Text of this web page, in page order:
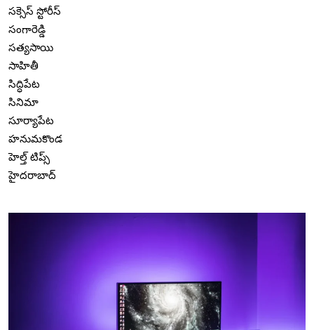
సక్సెస్ స్టోరీస్
సంగారెడ్డి
సత్యసాయి
సాహితీ
సిద్ధిపేట
సినిమా
సూర్యాపేట
హనుమకొండ
హెల్త్ టిప్స్
హైదరాబాద్